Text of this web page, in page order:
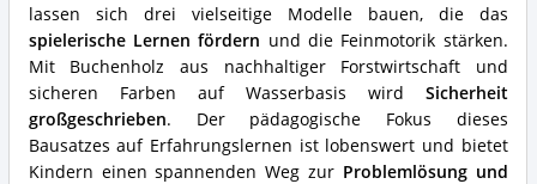
lassen sich drei vielseitige Modelle bauen, die das
spielerische Lernen fördern und die Feinmotorik stärken.
Mit Buchenholz aus nachhaltiger Forstwirtschaft und
sicheren Farben auf Wasserbasis wird Sicherheit
großgeschrieben. Der pädagogische Fokus dieses
Bausatzes auf Erfahrungslernen ist lobenswert und bietet
Kindern einen spannenden Weg zur Problemlösung und